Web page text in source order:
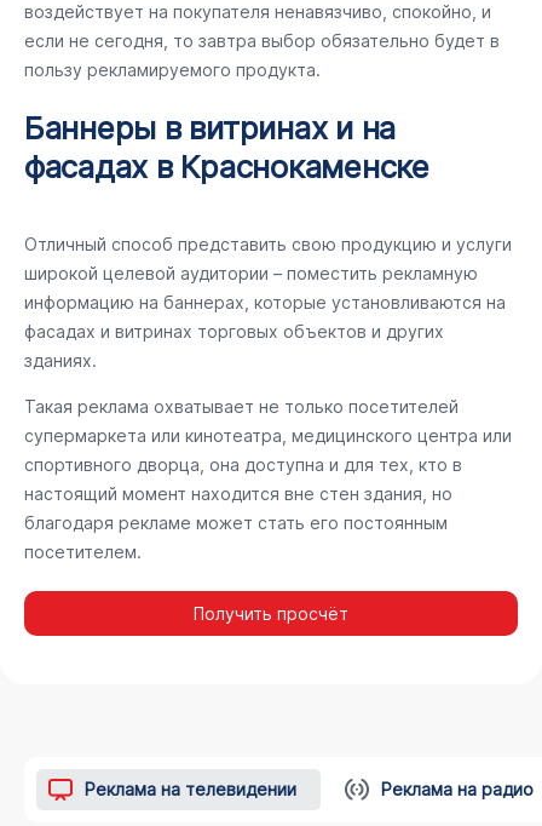
воздействует на покупателя ненавязчиво, спокойно, и
если не сегодня, то завтра выбор обязательно будет в
пользу рекламируемого продукта.
Баннеры в витринах и на
фасадах в Краснокаменске
Отличный способ представить свою продукцию и услуги
широкой целевой аудитории – поместить рекламную
информацию на баннерах, которые установливаются на
фасадах и витринах торговых объектов и других
зданиях.
Такая реклама охватывает не только посетителей
супермаркета или кинотеатра, медицинского центра или
спортивного дворца, она доступна и для тех, кто в
настоящий момент находится вне стен здания, но
благодаря рекламе может стать его постоянным
посетителем.
Получить просчёт
Реклама на телевидении Реклама на радио